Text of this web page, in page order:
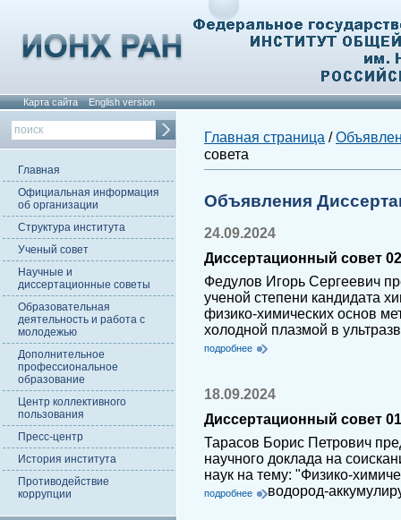
Карта сайта English version
Главная
Официальная информация
об организации
Структура института
Ученый совет
Научные и
диссертационные советы
Образовательная
деятельность и работа с
молодежью
Дополнительное
профессиональное
образование
Центр коллективного
пользования
Пресс-центр
История института
Противодействие
коррупции
Главная страница /
совета
Объявления
24.09.2024
Диссертационный совет
Федулов Игорь Сергеевич
ученой степени кандидата
физико-химических основ
холодной плазмой в
подробнее
18.09.2024
Диссертационный совет
Тарасов Борис Петрович
научного доклада на
наук на тему: "Физико-
водород-
подробнее